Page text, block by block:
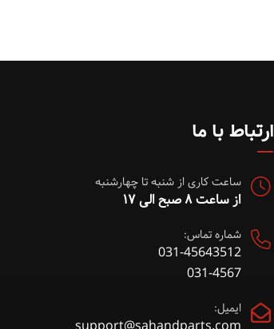
ارتباط با ما
ساعت کاری از شنبه تا چهارشنبه
از ساعت ۸ صبح الی ۱۷
شماره تماس:
031-45643512
031-4567
ایمیل: